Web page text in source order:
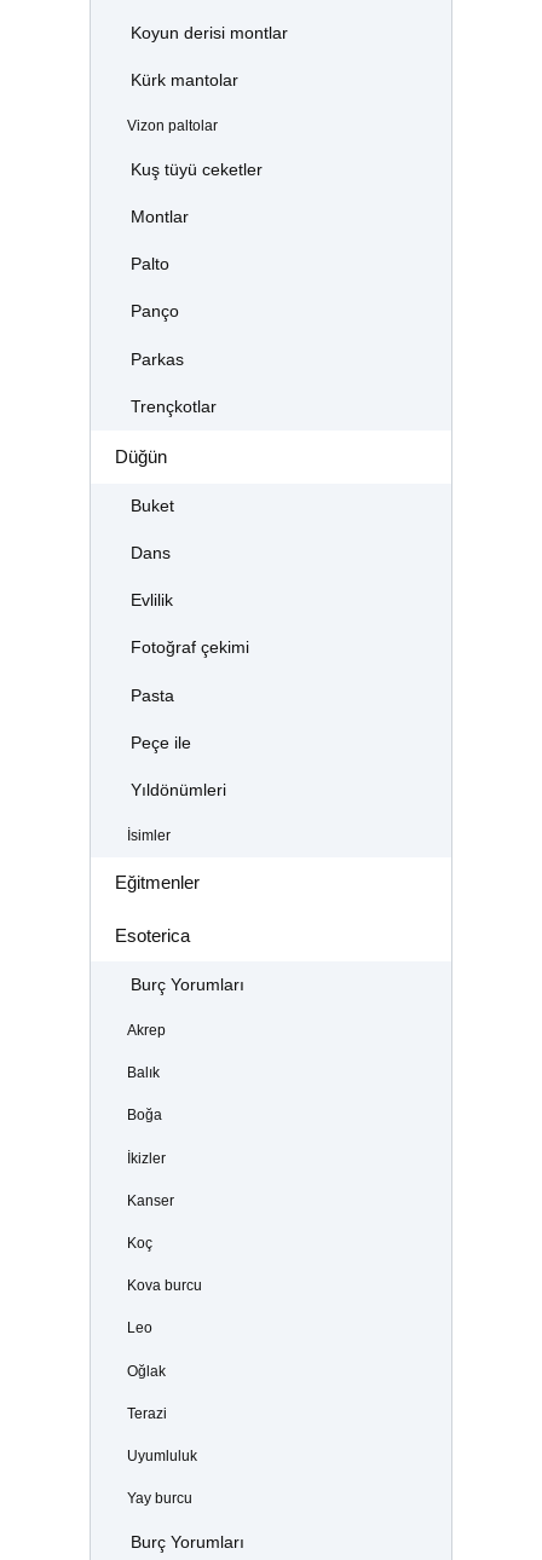
Koyun derisi montlar
Kürk mantolar
Vizon paltolar
Kuş tüyü ceketler
Montlar
Palto
Panço
Parkas
Trençkotlar
Düğün
Buket
Dans
Evlilik
Fotoğraf çekimi
Pasta
Peçe ile
Yıldönümleri
İsimler
Eğitmenler
Esoterica
Burç Yorumları
Akrep
Balık
Boğa
İkizler
Kanser
Koç
Kova burcu
Leo
Oğlak
Terazi
Uyumluluk
Yay burcu
Burç Yorumları